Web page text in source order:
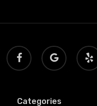
facebook
google-
plus
yelp
Categories